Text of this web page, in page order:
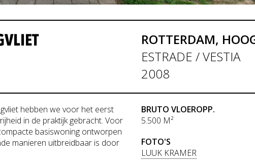
ROTTERDAM,
ESTRADE / VESTIA
2008
hebben we voor het eerst
in de praktijk gebracht. Voor
basiswoning ontworpen
manieren uitbreidbaar is door
BRUTO VLOEROPP.
5.500 M²
FOTO'S
LUUK KRAMER